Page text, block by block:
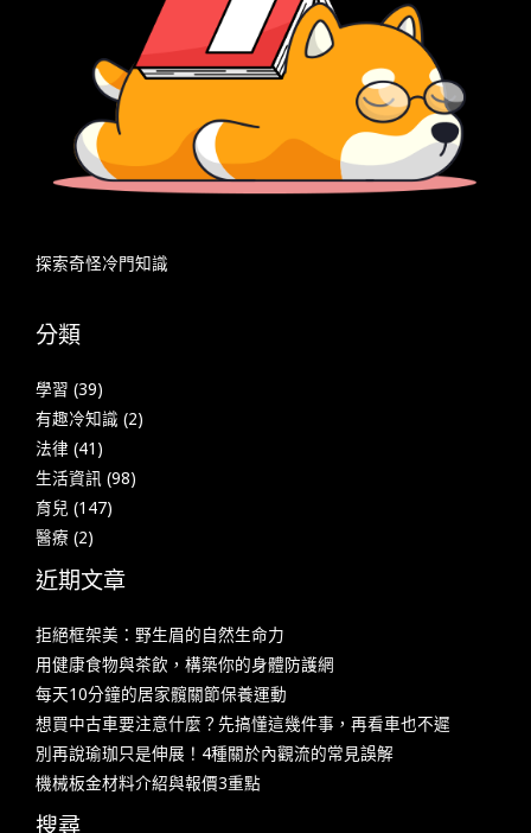
探索奇怪冷門知識
分類
學習 (39)
有趣冷知識 (2)
法律 (41)
生活資訊 (98)
育兒 (147)
醫療 (2)
近期文章
拒絕框架美：野生眉的自然生命力
用健康食物與茶飲，構築你的身體防護網
每天10分鐘的居家髖關節保養運動
想買中古車要注意什麼？先搞懂這幾件事，再看車也不遲
別再說瑜珈只是伸展！4種關於內觀流的常見誤解
機械板金材料介紹與報價3重點
搜尋